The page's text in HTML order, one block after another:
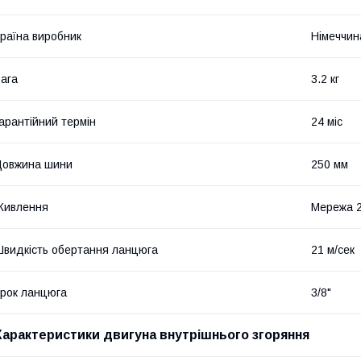
виробник
3.2 кг
термін 24 міс
шини 250 мм
Мережа
обертання ланцюга 21 м/сек
ланцюга 3/8"
двигуна внутрішнього згоряння